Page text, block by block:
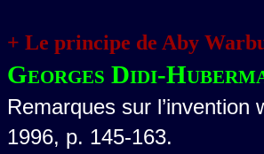
+ Le principe de Aby
Georges Didi-
Remarques sur
1996, p. 145-163.